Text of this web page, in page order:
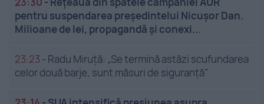
pentru suspendarea președintelui Nicușor Dan.
Milioane de lei, propagandă și conexi...
23:23 - Radu Miruță: „Se termină astăzi scufundarea
celor două barje, sunt măsuri de siguranţă”